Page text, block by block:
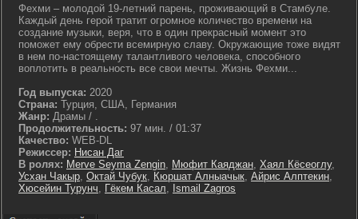
Фехми – молодой 19-летний парень, проживающий в Стамбуле.
Каждый день герой тратит огромное количество времени на
создание музыки, веря, что в один прекрасный момент это
поможет ему обрести всемирную славу. Окружающие тоже видят
в нем по-настоящему талантливого человека, способного
воплотить в реальность все свои мечты. Жизнь Фехми...
Год выпуска: 2020
Страна: Турция, США, Германия
Жанр: Драмы / .
Продолжительность: 97 мин. / 01:37
Качество: WEB-DL
Режиссер: Нисан Даг
В ролях: Merve Seyma Zengin, Мюфит Каяджан, Хаял Кёсеоглу,
Усхан Чакыр, Октай Чубук, Кюршат Алныачык, Айрис Алптекин,
Хюсейин Турунч, Гёкем Касал, Ismail Zagros